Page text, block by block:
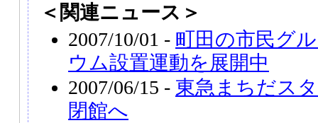
＜関連ニュース＞
2007/10/01 - 町田の市民グ
ウム設置運動を展開中
2007/06/15 - 東急まちだス
閉館へ